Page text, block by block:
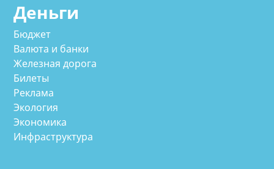
Деньги
Бюджет
Валюта и банки
Железная дорога
Билеты
Реклама
Экология
Экономика
Инфраструктура